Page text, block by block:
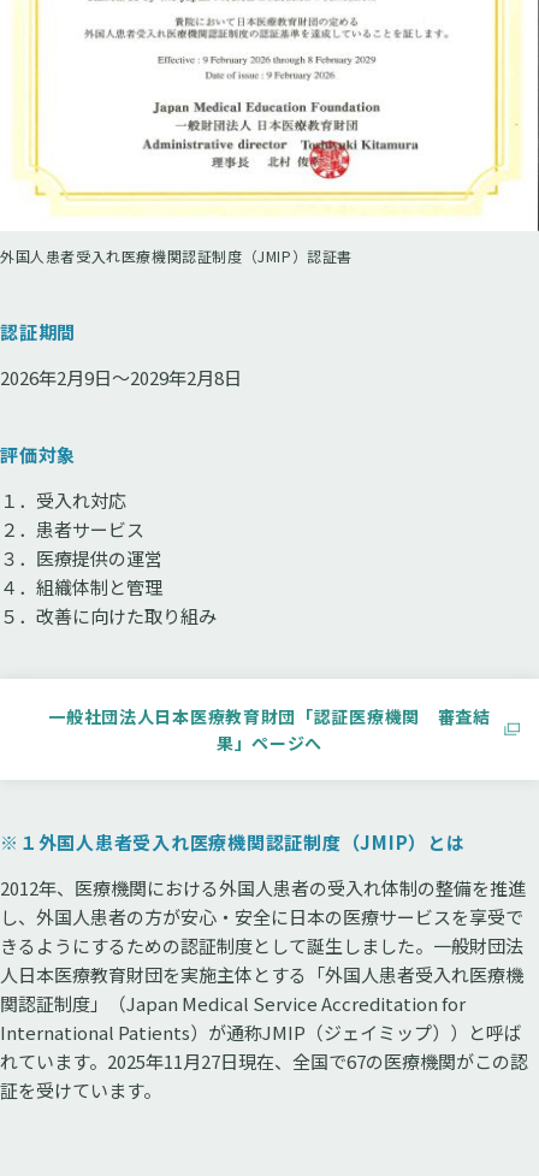
外国人患者受入れ医療機関認証制度（JMIP）認証書
認証期間
2026年2月9日～2029年2月8日
評価対象
１．受入れ対応
２．患者サービス
３．医療提供の運営
４．組織体制と管理
５．改善に向けた取り組み
一般社団法人日本医療教育財団「認証医療機関 審査結
果」ページへ
※１外国人患者受入れ医療機関認証制度（JMIP）とは
2012年、医療機関における外国人患者の受入れ体制の整備を推進
し、外国人患者の方が安心・安全に日本の医療サービスを享受で
きるようにするための認証制度として誕生しました。一般財団法
人日本医療教育財団を実施主体とする「外国人患者受入れ医療機
関認証制度」（Japan Medical Service Accreditation for
International Patients）が通称JMIP（ジェイミップ））と呼ば
れています。2025年11月27日現在、全国で67の医療機関がこの認
証を受けています。